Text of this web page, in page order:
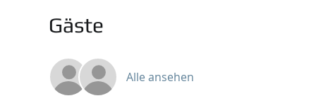
Gäste
Alle ansehen